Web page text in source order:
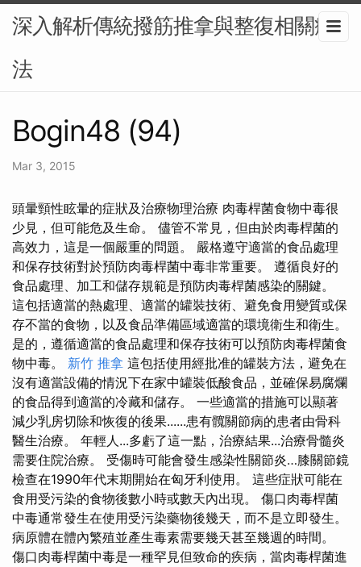
深入解析傳統撥筋推拿與整復相關療
法
Bogin48 (94)
Mar 3, 2015
頭暈頸性眩暈的症狀及治療物理治療 肉毒桿菌食物中毒很
少見，但可能危及生命。 儘管不常見，但由於肉毒桿菌的
高效力，這是一個嚴重的問題。 嚴格遵守適當的食品處理
和保存技術對於預防肉毒桿菌中毒非常重要。 遵循良好的
食品處理、加工和儲存規範是預防肉毒桿菌感染的關鍵。
這包括適當的熱處理、適當的罐裝技術、避免食用變質或保
存不當的食物，以及食品準備區域適當的環境衛生和衛生。
是的，遵循適當的食品處理和保存技術可以預防肉毒桿菌食
物中毒。 新竹 推拿 這包括使用經批准的罐裝方法，避免在
沒有適當設備的情況下在家中罐裝低酸食品，並確保易腐爛
的食品得到適當的冷藏和儲存。 一些適當的措施可以顯著
減少乳房切除和恢復的後果......患有髖關節病的患者由骨科
醫生治療。 年輕人...多虧了這一點，治療結果​​...治療骨髓炎
需要住院治療。 受傷時可能會發生感染性關節炎…膝關節鏡
檢查在1990年代末期開始在匈牙利使用。 這些症狀可能在
食用受污染的食物後數小時或數天內出現。 傷口肉毒桿菌
中毒通常發生在使用受污染藥物後幾天，而不是立即發生。
病原體在體內繁殖並產生毒素需要幾天甚至幾週的時間。
傷口肉毒桿菌中毒是一種罕見但致命的疾病，當肉毒桿菌進